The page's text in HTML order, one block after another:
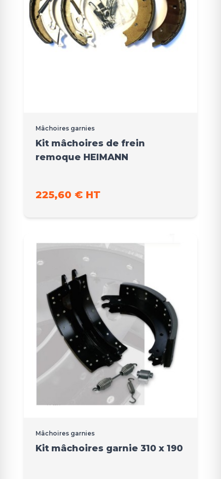
Mâchoires garnies
Kit mâchoires de frein
remoque HEIMANN
225,60 € HT
Mâchoires garnies
Kit mâchoires garnie 310 x 190